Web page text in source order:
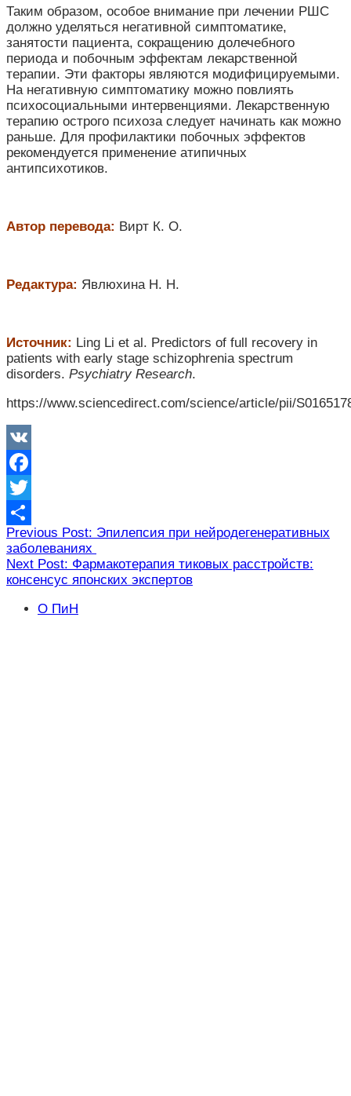
Таким образом, особое внимание при лечении РШС
должно уделяться негативной симптоматике,
занятости пациента, сокращению долечебного
периода и побочным эффектам лекарственной
терапии. Эти факторы являются модифицируемыми.
На негативную симптоматику можно повлиять
психосоциальными интервенциями. Лекарственную
терапию острого психоза следует начинать как можно
раньше. Для профилактики побочных эффектов
рекомендуется применение атипичных
антипсихотиков.
Автор перевода: Вирт К. О.
Редактура: Явлюхина Н. Н.
Источник: Ling Li et al. Predictors of full recovery in
patients with early stage schizophrenia spectrum
disorders. Psychiatry Research.
https://www.sciencedirect.com/science/article/pii/
VK
Facebook
Twitter
Отправить
Навигация
по
записям
Previous Post: Эпилепсия при нейродегенеративных
заболеваниях
Next Post: Фармакотерапия тиковых расстройств:
консенсус японских экспертов
О ПиН